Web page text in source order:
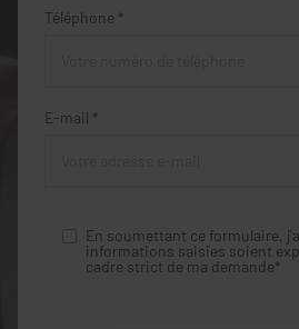
Téléphone *
E-mail *
En soumettant ce formulaire,
informations saisies soient
cadre strict de ma demande*